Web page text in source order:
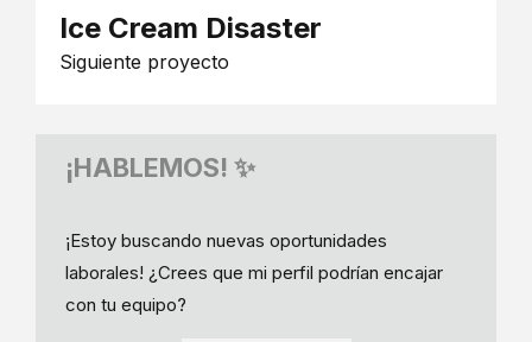
Ice Cream Disaster
Siguiente proyecto
¡HABLEMOS! ✨
¡Estoy buscando nuevas oportunidades
laborales! ¿Crees que mi perfil podrían encajar
con tu equipo?